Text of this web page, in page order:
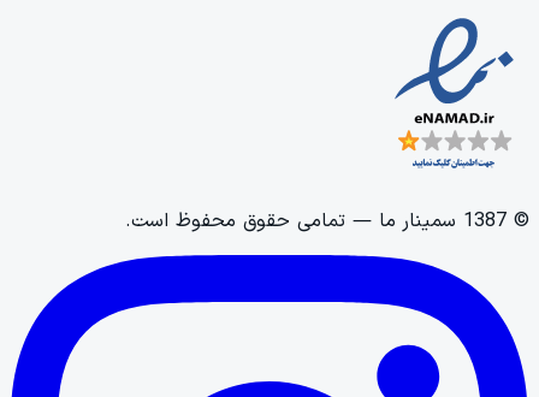
©
1387 سمینار ما — تمامی حقوق محفوظ است.